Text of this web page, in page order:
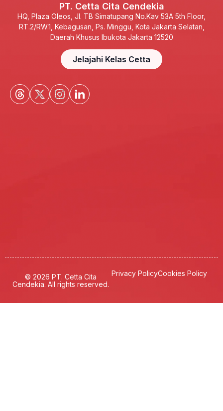
PT. Cetta Cita Cendekia
HQ, Plaza Oleos, Jl. TB Simatupang No.Kav 53A 5th Floor,
RT.2/RW.1, Kebagusan, Ps. Minggu, Kota Jakarta Selatan,
Daerah Khusus Ibukota Jakarta 12520
Jelajahi Kelas Cetta
© 2026 PT. Cetta Cita
Cendekia. All rights reserved.
Privacy PolicyCookies Policy